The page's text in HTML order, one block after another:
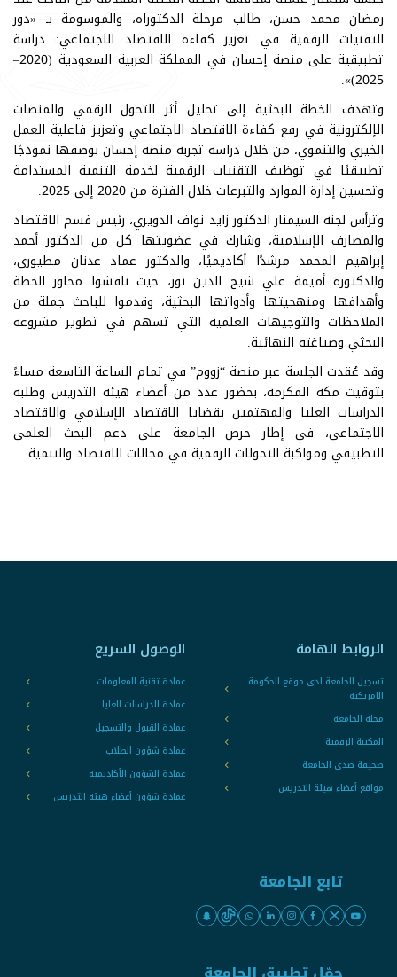
رمضان محمد حسن، طالب مرحلة الدكتوراه، والموسومة بـ «دور
التقنيات الرقمية في تعزيز كفاءة الاقتصاد الاجتماعي: دراسة
تطبيقية على منصة إحسان في المملكة العربية السعودية (2020–
2025)».
وتهدف الخطة البحثية إلى تحليل أثر التحول الرقمي والمنصات
الإلكترونية في رفع كفاءة الاقتصاد الاجتماعي وتعزيز فاعلية العمل
الخيري والتنموي، من خلال دراسة تجربة منصة إحسان بوصفها نموذجًا
تطبيقيًا في توظيف التقنيات الرقمية لخدمة التنمية المستدامة
وتحسين إدارة الموارد والتبرعات خلال الفترة من 2020 إلى 2025.
وترأس لجنة السيمنار الدكتور زايد نواف الدويري، رئيس قسم الاقتصاد
والمصارف الإسلامية، وشارك في عضويتها كل من الدكتور أحمد
إبراهيم المحمد مرشدًا أكاديميًا، والدكتور عماد عدنان مطيوري،
والدكتورة أميمة علي شيخ الدين نور، حيث ناقشوا محاور الخطة
وأهدافها ومنهجيتها وأدواتها البحثية، وقدموا للباحث جملة من
الملاحظات والتوجيهات العلمية التي تسهم في تطوير مشروعه
البحثي وصياغته النهائية.
وقد عُقدت الجلسة عبر منصة “زووم” في تمام الساعة التاسعة مساءً
بتوقيت مكة المكرمة، بحضور عدد من أعضاء هيئة التدريس وطلبة
الدراسات العليا والمهتمين بقضايا الاقتصاد الإسلامي والاقتصاد
الاجتماعي، في إطار حرص الجامعة على دعم البحث العلمي
التطبيقي ومواكبة التحولات الرقمية في مجالات الاقتصاد والتنمية.
الروابط الهامة
تسجيل الجامعة لدى موقع الحكومة
الامريكية
مجلة الجامعة
المكتبة الرقمية
صحيفة صدى الجامعة
مواقع أعضاء هيئة التدريس
الوصول السريع
عمادة تقنية المعلومات
عمادة الدراسات العليا
عمادة القبول والتسجيل
عمادة شؤون الطلاب
عمادة الشؤون الأكاديمية
عمادة شؤون أعضاء هيئة التدريس
تابع الجامعة